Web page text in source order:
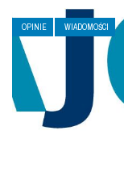
OPINIE WIADOMOŚCI